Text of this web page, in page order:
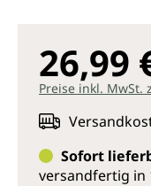
regelmäßige
und Medikamente
Des Weiteren gibt
Ursachen und
über Mythen auf und
26,99
Preise inkl. MwSt.
Sofort
versandfertig in